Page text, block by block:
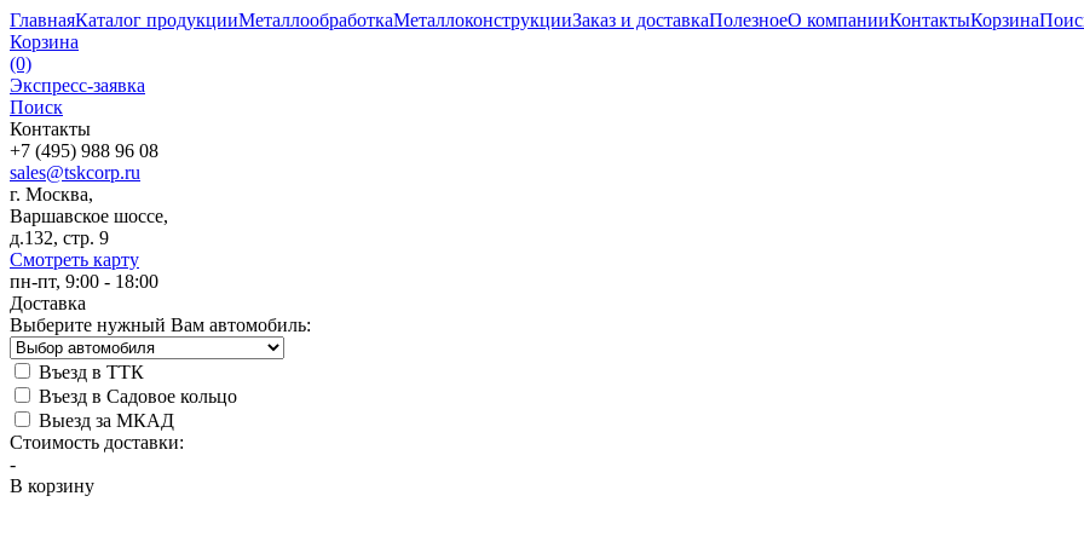
ГлавнаяКаталог продукцииМеталлообработкаМеталлоконструкцииЗаказ и доставкаПолезноеО компанииКонтактыКорзина
Корзина
(0)
Экспресс-заявка
Поиск
Контакты
+7 (495) 988 96 08
sales@tskcorp.ru
г. Москва,
Варшавское шоссе,
д.132, стр. 9
Смотреть карту
пн-пт, 9:00 - 18:00
Доставка
Выберите нужный Вам автомобиль:
Въезд в ТТК
Въезд в Садовое кольцо
Выезд за МКАД
Стоимость доставки:
-
В корзину